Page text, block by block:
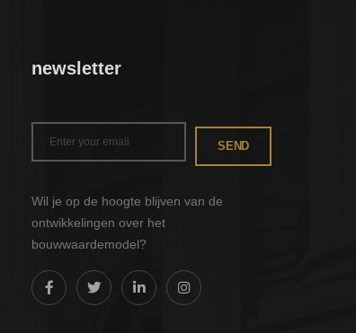
newsletter
SEND
Wil je op de hoogte blijven van de
ontwikkelingen over het
bouwwaardemodel?